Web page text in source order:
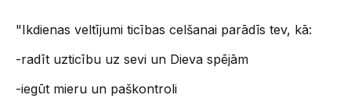
"Ikdienas veltījumi ticības celšanai parādīs tev, kā:
-radīt uzticību uz sevi un Dieva spējām
-iegūt mieru un paškontroli